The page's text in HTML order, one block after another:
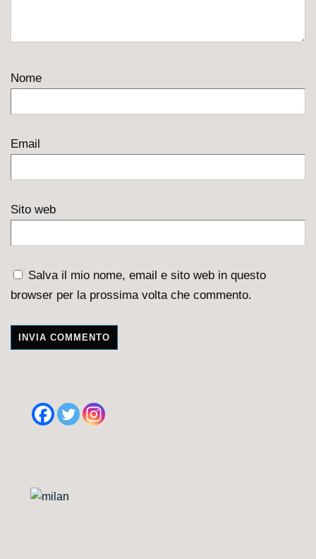
Nome
Email
Sito web
Salva il mio nome, email e sito web in questo
browser per la prossima volta che commento.